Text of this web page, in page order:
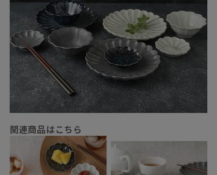
関連商品はこちら